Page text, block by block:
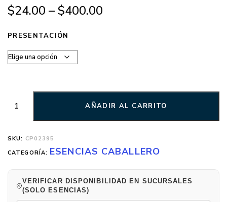
$24.00 –$400.00
PRESENTACIÓN
AÑADIR AL CARRITO
SKU: CP02395
CATEGORÍA: ESENCIAS CABALLERO
VERIFICAR DISPONIBILIDAD EN SUCURSALES
(SOLO ESENCIAS)